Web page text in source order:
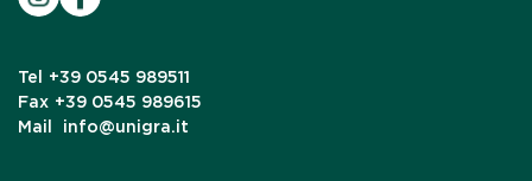
Tel
+39 0545 989511
Fax +39 0545 989615
Mail
info@unigra.it